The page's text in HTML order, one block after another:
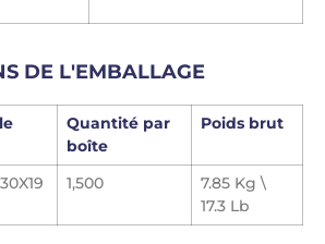
DE L'EMBALLAGE
Quantité par
boîte
Poids brut
1,500
7.85 Kg \
17.3 Lb